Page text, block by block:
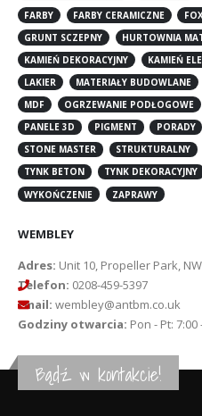
FARBY
FARBY CERAMICZNE
GRUNT SCZEPNY
HURTOWNIA
KAMIEŃ DEKORACYJNY
KAMIEŃ
LAKIER
MATERIAŁY BUDOWLANE
MDF
OGRZEWANIE PODŁOGOWE
PANELE 3D
PIGMENT PORADY
STONE MASTER
STRUKTURALNY
TYNK BETON
TYNK DEKORACYJNY
WYKOŃCZENIE
ZAPRAWY
WEMBLEY
Adres: Unit 10, Propeller Park,
Telefon: 0208-459-5397
Email: wembley@antbm.co.uk
Godziny otwarcia: Pon - Pt:
Bądź w kontakcie!